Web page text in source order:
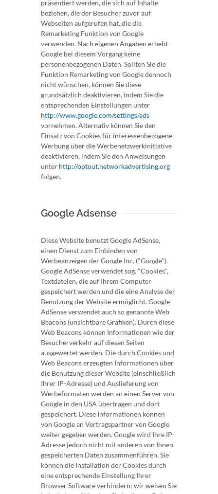
präsentiert werden, die sich auf Inhalte
beziehen, die der Besucher zuvor auf
Webseiten aufgerufen hat, die die
Remarketing Funktion von Google
verwenden. Nach eigenen Angaben erhebt
Google bei diesem Vorgang keine
personenbezogenen Daten. Sollten Sie die
Funktion Remarketing von Google dennoch
nicht wünschen, können Sie diese
grundsätzlich deaktivieren, indem Sie die
entsprechenden Einstellungen unter
http://www.google.com/settings/ads
vornehmen. Alternativ können Sie den
Einsatz von Cookies für interessenbezogene
Werbung über die Werbenetzwerkinitiative
deaktivieren, indem Sie den Anweisungen
unter http://optout.networkadvertising.org
folgen.
Google Adsense
Diese Website benutzt Google AdSense,
einen Dienst zum Einbinden von
Werbeanzeigen der Google Inc. ("Google").
Google AdSense verwendet sog. "Cookies",
Textdateien, die auf Ihrem Computer
gespeichert werden und die eine Analyse der
Benutzung der Website ermöglicht. Google
AdSense verwendet auch so genannte Web
Beacons (unsichtbare Grafiken). Durch diese
Web Beacons können Informationen wie der
Besucherverkehr auf diesen Seiten
ausgewertet werden. Die durch Cookies und
Web Beacons erzeugten Informationen über
die Benutzung dieser Website (einschließlich
Ihrer IP-Adresse) und Auslieferung von
Werbeformaten werden an einen Server von
Google in den USA übertragen und dort
gespeichert. Diese Informationen können
von Google an Vertragspartner von Google
weiter gegeben werden. Google wird Ihre IP-
Adresse jedoch nicht mit anderen von Ihnen
gespeicherten Daten zusammenführen. Sie
können die Installation der Cookies durch
eine entsprechende Einstellung Ihrer
Browser Software verhindern; wir weisen Sie